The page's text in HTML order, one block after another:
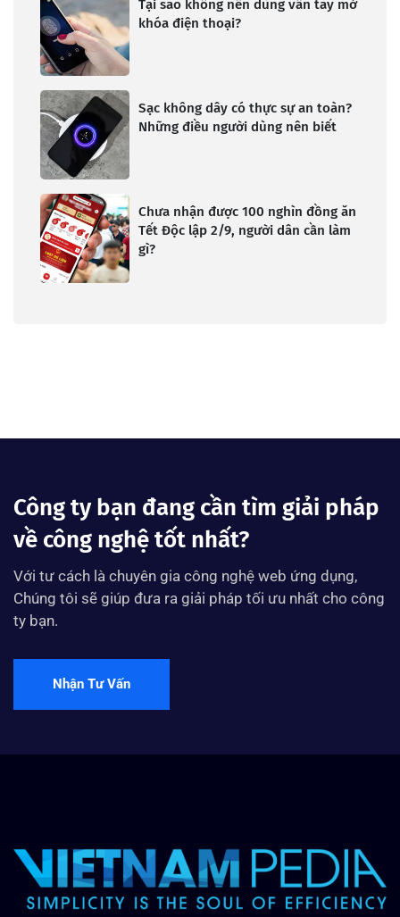
Tại sao không nên dùng vân tay mở
khóa điện thoại?
Sạc không dây có thực sự an toàn?
Những điều người dùng nên biết
Chưa nhận được 100 nghìn đồng ăn
Tết Độc lập 2/9, người dân cần làm
gì?
Công ty bạn đang cần tìm giải pháp
về công nghệ tốt nhất?
Với tư cách là chuyên gia công nghệ web ứng dụng,
Chúng tôi sẽ giúp đưa ra giải pháp tối ưu nhất cho công
ty bạn.
Nhận Tư Vấn